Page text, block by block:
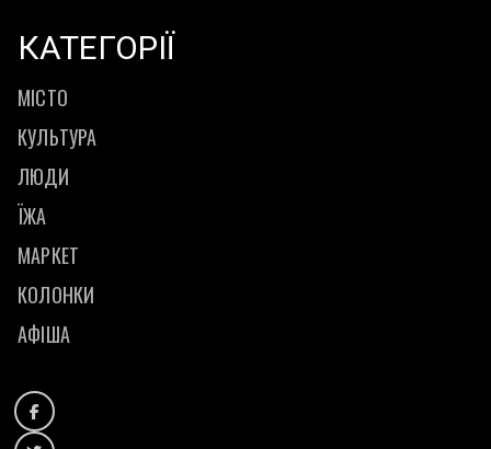
КАТЕГОРІЇ
МІСТО
КУЛЬТУРА
ЛЮДИ
ЇЖА
МАРКЕТ
КОЛОНКИ
АФІША